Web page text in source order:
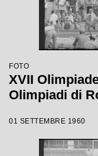
FOTO
XVII
Olimpiadi di
01 SETTEMBRE 1960